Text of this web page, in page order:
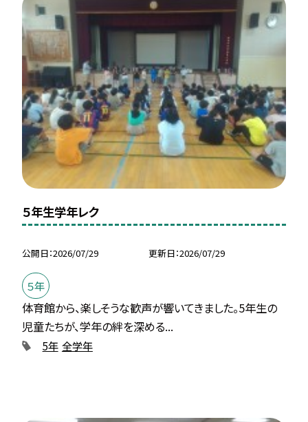
５年生学年レク
公開日 2026/07/29 更新日 2026/07/29
５年
体育館から、楽しそうな歓声が響いてきました。5年生の
児童たちが、学年の絆を深める...
5年 全学年